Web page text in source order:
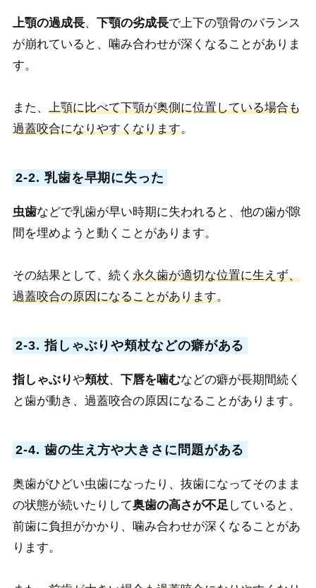
上顎の過成長、 下顎の劣成長で上下の顎骨のバランス
が崩れていると、噛み合わせが深くなることがありま
す。
また、 上顎に比べて下顎が奥側に位置している場合も
過蓋咬合になりやすくなります。
2-2. 乳歯を早期に失った
虫歯などで乳歯が早い時期に失われると、他の歯が隙
間を埋めようと動くことがあります。
その結果として、続く 永久歯が適切な位置に生えず、
過蓋咬合の原因になることがあります。
2-3. 指しゃぶりや頬杖などの癖がある
指しゃぶりや頬杖、 下唇を噛むなどの癖が長期間続く
と歯が動き、過蓋咬合の原因になることがあります。
2-4. 歯の生え方や大きさに問題がある
奥歯がひどい虫歯になったり、抜歯になってそのまま
の状態が続いたりして奥歯の高さが不足していると、
前歯に負担がかかり、噛み合わせが深くなることがあ
ります。